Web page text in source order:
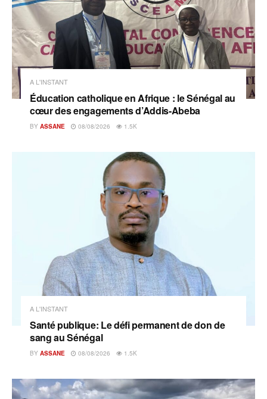
A L'INSTANT
Éducation catholique en Afrique : le Sénégal au
cœur des engagements d’Addis-Abeba
BY ASSANE 08/08/2026 1.5K
A L'INSTANT
Santé publique: Le défi permanent de don de
sang au Sénégal
BY ASSANE 08/08/2026 1.5K